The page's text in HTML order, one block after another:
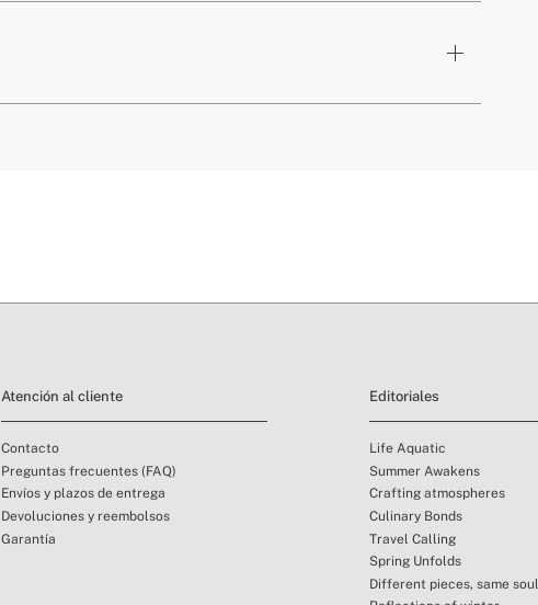
3 Años
Atención al cliente
Contacto
Preguntas frecuentes (FAQ)
Envíos y plazos de entrega
Devoluciones y reembolsos
Garantía
Editoriales
Life Aquatic
Summer Awakens
Crafting atmospheres
Culinary Bonds
Travel Calling
Spring Unfolds
Different pieces, same soul